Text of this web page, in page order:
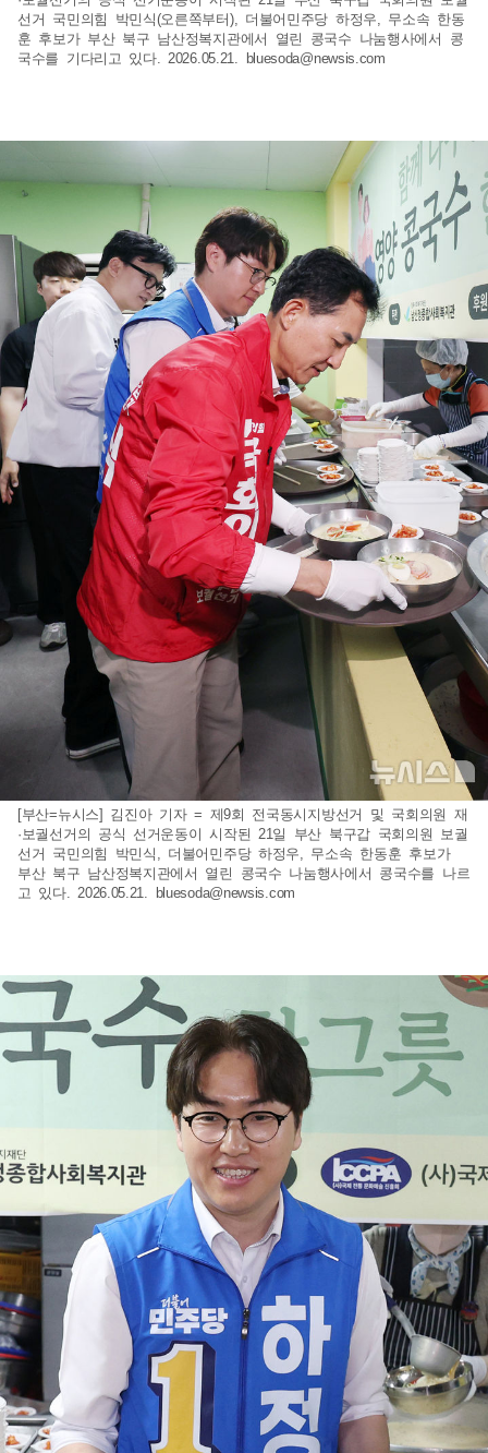
선거 국민의힘 박민식(오른쪽부터), 더불어민주당 하정우, 무소속 한동
훈 후보가 부산 북구 남산정복지관에서 열린 콩국수 나눔행사에서 콩
국수를 기다리고 있다. 2026.05.21.
bluesoda@newsis.com
[부산=뉴시스] 김진아 기자 = 제9회 전국동시지방선거 및 국회의원 재
·보궐선거의 공식 선거운동이 시작된 21일 부산 북구갑 국회의원 보궐
선거 국민의힘 박민식, 더불어민주당 하정우, 무소속 한동훈 후보가
부산 북구 남산정복지관에서 열린 콩국수 나눔행사에서 콩국수를 나르
고 있다. 2026.05.21. bluesoda@newsis.com